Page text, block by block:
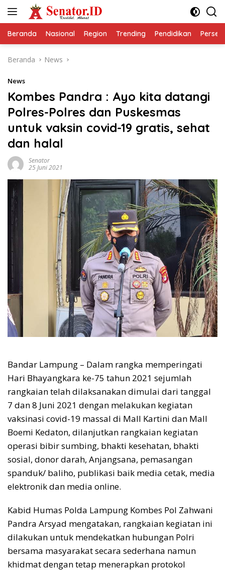
Beranda Nasional Region Trending Pendidikan
Beranda News
News
Kombes Pandra : Ayo kita datangi
Polres-Polres dan Puskesmas
untuk vaksin covid-19 gratis, sehat
dan halal
Senator
25 Juni 2021
Bandar Lampung – Dalam rangka memperingati
Hari Bhayangkara ke-75 tahun 2021 sejumlah
rangkaian telah dilaksanakan dimulai dari tanggal
7 dan 8 Juni 2021 dengan melakukan kegiatan
vaksinasi covid-19 massal di Mall Kartini dan Mall
Boemi Kedaton, dilanjutkan rangkaian kegiatan
operasi bibir sumbing, bhakti kesehatan, bhakti
sosial, donor darah, Anjangsana, pemasangan
spanduk/ baliho, publikasi baik media cetak, media
elektronik dan media online.
Kabid Humas Polda Lampung Kombes Pol Zahwani
Pandra Arsyad mengatakan, rangkaian kegiatan ini
dilakukan untuk mendekatkan hubungan Polri
bersama masyarakat secara sederhana namun
khidmat dengan tetap menerapkan protokol